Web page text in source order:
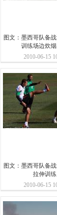
图文：墨西哥队备
训练场边炊
2010-06-15
图文：墨西哥队备
拉伸训练
2010-06-15